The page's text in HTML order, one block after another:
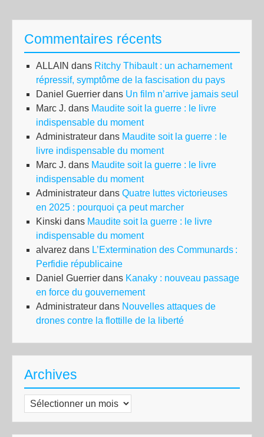
Commentaires récents
ALLAIN dans Ritchy Thibault : un acharnement
répressif, symptôme de la fascisation du pays
Daniel Guerrier dans Un film n’arrive jamais seul
Marc J. dans Maudite soit la guerre : le livre
indispensable du moment
Administrateur dans Maudite soit la guerre : le
livre indispensable du moment
Marc J. dans Maudite soit la guerre : le livre
indispensable du moment
Administrateur dans Quatre luttes victorieuses
en 2025 : pourquoi ça peut marcher
Kinski dans Maudite soit la guerre : le livre
indispensable du moment
alvarez dans L’Extermination des Communards :
Perfidie républicaine
Daniel Guerrier dans Kanaky : nouveau passage
en force du gouvernement
Administrateur dans Nouvelles attaques de
drones contre la flottille de la liberté
Archives
Archives